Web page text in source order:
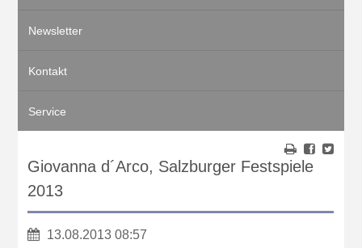
Newsletter
Kontakt
Service
Giovanna d´Arco, Salzburger Festspiele
2013
13.08.2013 08:57